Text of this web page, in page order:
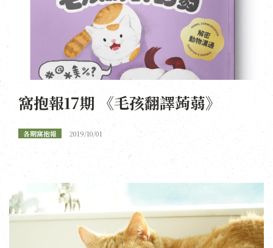
窩抱報17期 《毛孩翻譯蒟蒻》
各期窩抱報 2019/10/01